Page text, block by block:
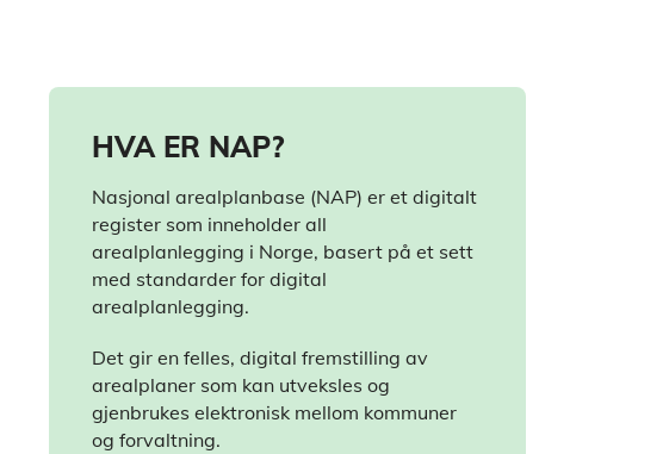
HVA ER NAP?
Nasjonal arealplanbase (NAP) er et digitalt
register som inneholder all
arealplanlegging i Norge, basert på et sett
med standarder for digital
arealplanlegging.
Det gir en felles, digital fremstilling av
arealplaner som kan utveksles og
gjenbrukes elektronisk mellom kommuner
og forvaltning.